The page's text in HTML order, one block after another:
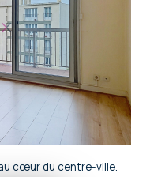
cœur du centre-ville.